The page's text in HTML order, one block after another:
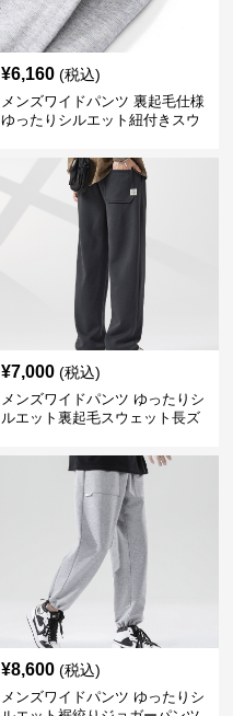
¥6,160 (税込)
メンズワイドパンツ 裏起毛仕様
ゆったりシルエット紐付きスウ
¥7,000 (税込)
メンズワイドパンツ ゆったりシ
ルエット裏起毛スウェット長ズ
¥8,600 (税込)
メンズワイドパンツ ゆったりシ